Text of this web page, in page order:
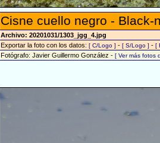
Cisne cuello negro -
Archivo: 20201031/1303_jgg_4.jpg
Exportar la foto con los datos: [ C/Logo ] - [ S/Logo ] - [
Fotógrafo: Javier Guillermo González - [ Ver más fotos